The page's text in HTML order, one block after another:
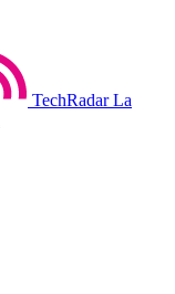
TechRadar La